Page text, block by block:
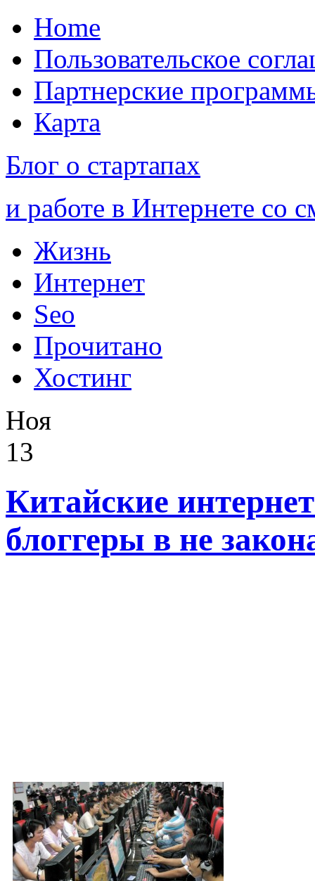
Home
Пользовательское
Партнерские
Карта
Блог о стартапах
и работе в Интернете со
Жизнь
Интернет
Seo
Прочитано
Хостинг
Ноя
13
Китайские
блоггеры в не